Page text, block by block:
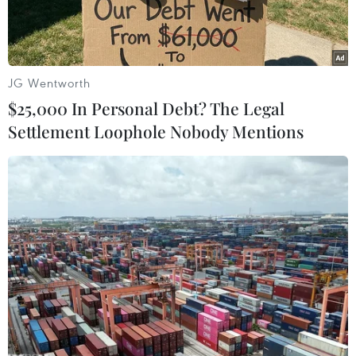
Thí sinh Đặng Thị Huyền và bố. (Ảnh: CTV/Vietnam+)
Hôm nay, 14/11, Đại học Luật Hà Nội đã có văn
bản chính thức trả lời Bộ Giáo dục và Đào tạo về
JG Wentworth
$25,000 In Personal Debt? The Legal
Settlement Loophole Nobody Mentions